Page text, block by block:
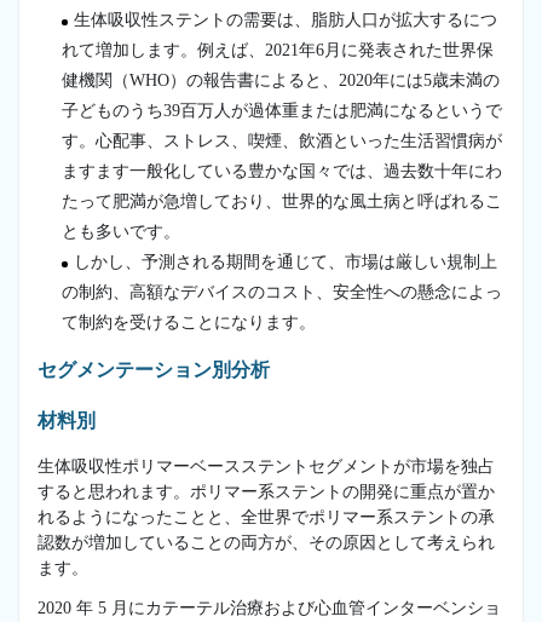
生体吸収性ステントの需要は、脂肪人口が拡大するにつ
れて増加します。例えば、2021年6月に発表された世界保
健機関（WHO）の報告書によると、2020年には5歳未満の
子どものうち39百万人が過体重または肥満になるというで
す。心配事、ストレス、喫煙、飲酒といった生活習慣病が
ますます一般化している豊かな国々では、過去数十年にわ
たって肥満が急増しており、世界的な風土病と呼ばれるこ
とも多いです。
しかし、予測される期間を通じて、市場は厳しい規制上
の制約、高額なデバイスのコスト、安全性への懸念によっ
て制約を受けることになります。
セグメンテーション別分析
材料別
生体吸収性ポリマーベースステントセグメントが市場を独占
すると思われます。ポリマー系ステントの開発に重点が置か
れるようになったことと、全世界でポリマー系ステントの承
認数が増加していることの両方が、その原因として考えられ
ます。
2020 年 5 月にカテーテル治療および心血管インターベンショ